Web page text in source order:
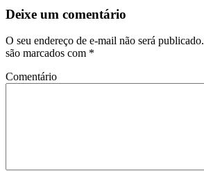
Deixe um comentário
O seu endereço de e-mail não será publicado.
são marcados com *
Comentário